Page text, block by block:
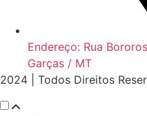
Endereço: Rua
Garças / MT
2024 | Todos Direitos